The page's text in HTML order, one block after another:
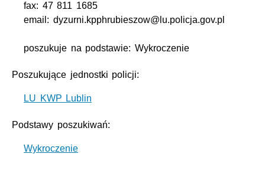
fax: 47 811 1685
email: dyzurni.kpphrubieszow@lu.policja.gov.pl
poszukuje na podstawie: Wykroczenie
Poszukujące jednostki policji:
LU KWP Lublin
Podstawy poszukiwań:
Wykroczenie